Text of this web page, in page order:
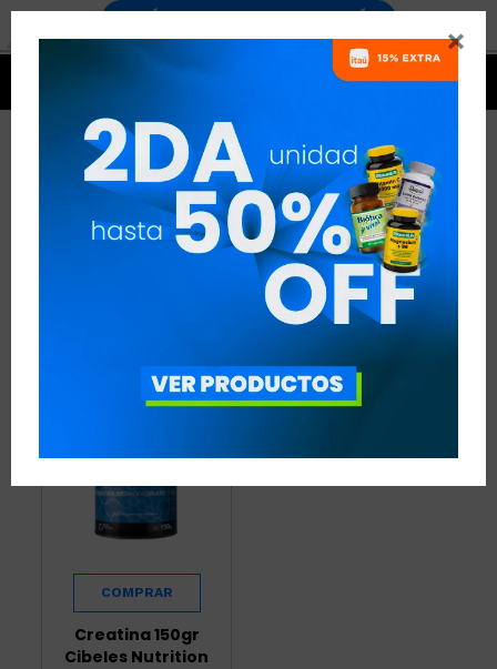

CREATINA MONOHIDRATADA
CIBELES NUTRITION
CREATINA MONOHIDRATADA
QUITAR FILTROS
RECOMENDADOS
Creatina 150gr
Cibeles Nutrition